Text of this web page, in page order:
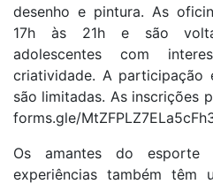
desenho e pintura. As
17h às 21h e são
adolescentes com
criatividade. A participação
são limitadas. As inscrições
forms.gle/
Os amantes do
experiências também